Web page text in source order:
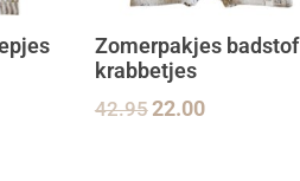
Zomerpakjes badstof
krabbetjes
42.9522.00